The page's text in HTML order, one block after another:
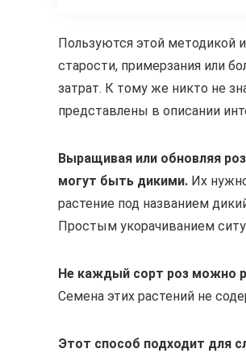
Пользуются этой методикой
старости, примерзания или
затрат. К тому же никто не
представлены в описании
Выращивая или обновляя
могут быть дикими. Их
растение под названием
Простым укорачиванием
Не каждый сорт роз можно
Семена этих растений не
Этот способ подходит для